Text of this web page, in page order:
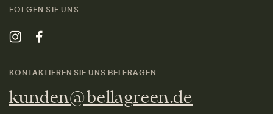
FOLGEN SIE UNS
KONTAKTIEREN SIE UNS BEI FRAGEN
kunden@bellagreen.de